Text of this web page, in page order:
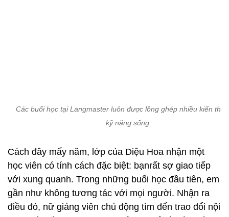
điều đó, nữ giảng viên chủ động tìm đến trao đổi nội
dung bài với em. Hoa cũng kêu gọi cả lớp tìm cách
thời gian ngắn, em đã trở nên tự tin và chủ động
hơn trong giờ học. Sau này, nam sinh đó còn mạnh
dạn ứng tuyển vào vị trí trợ giảng tại chính
Langmaster.
Cũng có sự đổi thay “ngoạn mục” từ sau khóa học